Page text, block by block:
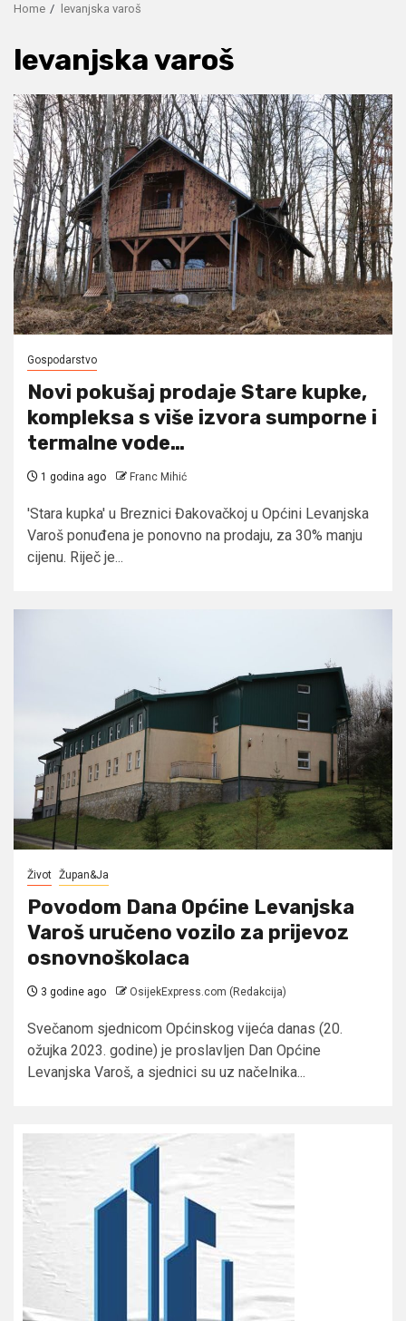
Home levanjska varoš
levanjska varoš
Gospodarstvo
Novi pokušaj prodaje Stare kupke,
kompleksa s više izvora sumporne i
termalne vode…
1 godina ago Franc Mihić
'Stara kupka' u Breznici Đakovačkoj u Općini Levanjska
Varoš ponuđena je ponovno na prodaju, za 30% manju
cijenu. Riječ je...
Život Župan&Ja
Povodom Dana Općine Levanjska
Varoš uručeno vozilo za prijevoz
osnovnoškolaca
3 godine ago OsijekExpress.com (Redakcija)
Svečanom sjednicom Općinskog vijeća danas (20.
ožujka 2023. godine) je proslavljen Dan Općine
Levanjska Varoš, a sjednici su uz načelnika...